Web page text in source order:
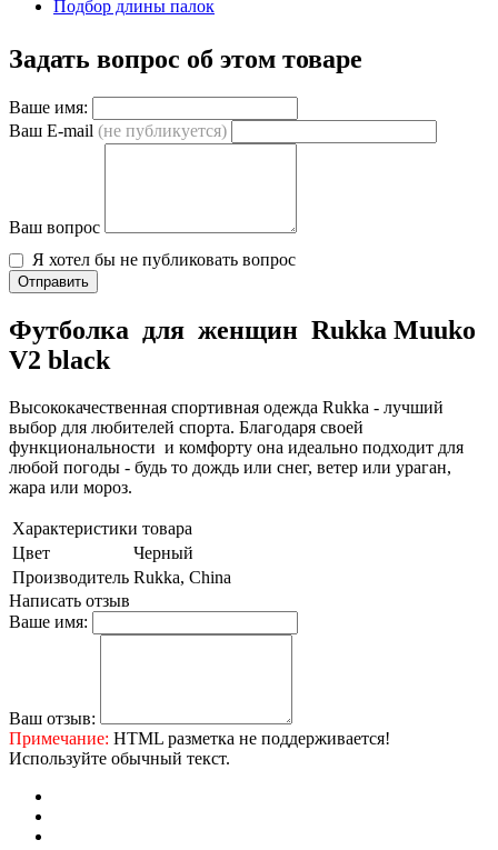
Подбор длины палок
Задать вопрос об этом товаре
Ваше имя:
Ваш E-mail (не публикуется)
Ваш вопрос
Я хотел бы не публиковать вопрос
Отправить
Футболка для женщин Rukka Muuko
V2 black
Высококачественная спортивная одежда Rukka - лучший
выбор для любителей спорта. Благодаря своей
функциональности и комфорту она идеально подходит для
любой погоды - будь то дождь или снег, ветер или ураган,
жара или мороз.
Характеристики товара
Цвет
Черный
Производитель Rukka, China
Написать отзыв
Ваше имя:
Ваш отзыв:
Примечание: HTML разметка не поддерживается!
Используйте обычный текст.